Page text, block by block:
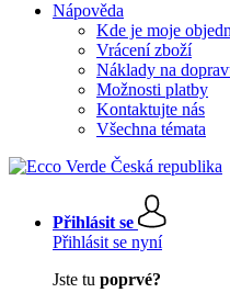
Nápověda
Kde je moje
Vrácení zboží
Náklady na
Možnosti platby
Kontaktujte nás
Všechna témata
Přihlásit se
Přihlásit se nyní
Jste tu poprvé?